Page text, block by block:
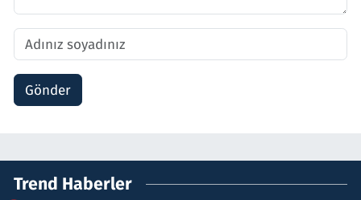
Gönder
Trend Haberler